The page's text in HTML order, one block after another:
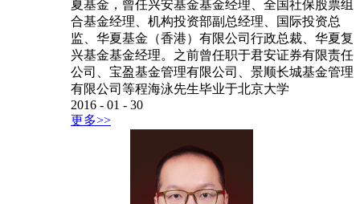
夏基金，曾任兴安基金基金经理、全国社保股票组
合基金经理、机构投资部副总经理、国际投资总
监、华夏基金（香港）有限公司行政总裁、华夏复
兴基金基金经理。之前曾任职于君安证券有限责任
公司、宝盈基金管理有限公司、景顺长城基金管理
有限公司等程海泳先生毕业于北京大学
2016 - 01 - 30
更多>>